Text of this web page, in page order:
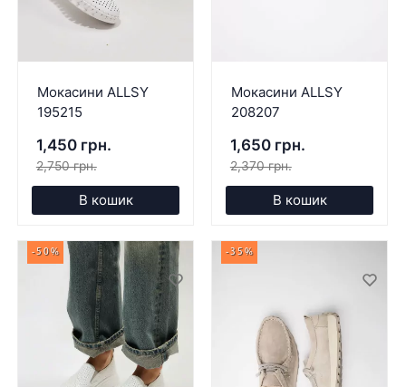
Мокасини ALLSY
195215
1,450 грн.
2,750 грн.
В кошик
Мокасини ALLSY
208207
1,650 грн.
2,370 грн.
В кошик
-50% -35%